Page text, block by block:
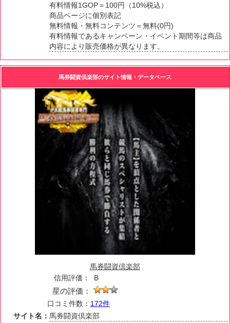
有料情報1GOP＝100円（10%税込）
商品ページに個別表記
無料情報・無料コンテンツ＝無料(0円)
有料情報であるキャンペーン・イベント期間等は商品
内容により販売価格が異なります。
馬券闘資倶楽部のサイト情報・データベース
馬券闘資倶楽部
信用評価：
B
星の評価：
口コミ件数： 172件
サイト名： 馬券闘資倶楽部